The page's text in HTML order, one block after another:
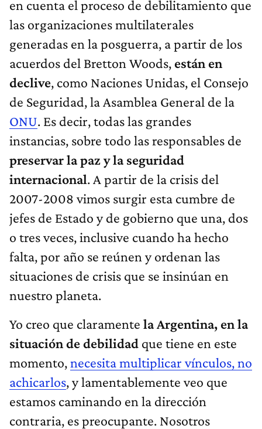
en cuenta el proceso de debilitamiento que
las organizaciones multilaterales
generadas en la posguerra, a partir de los
acuerdos del Bretton Woods, están en
declive, como Naciones Unidas, el Consejo
de Seguridad, la Asamblea General de la
ONU. Es decir, todas las grandes
instancias, sobre todo las responsables de
preservar la paz y la seguridad
internacional. A partir de la crisis del
2007-2008 vimos surgir esta cumbre de
jefes de Estado y de gobierno que una, dos
o tres veces, inclusive cuando ha hecho
falta, por año se reúnen y ordenan las
situaciones de crisis que se insinúan en
nuestro planeta.
Yo creo que claramente la Argentina, en la
situación de debilidad que tiene en este
momento,necesita multiplicar vínculos, no
achicarlos, y lamentablemente veo que
estamos caminando en la dirección
contraria, es preocupante. Nosotros